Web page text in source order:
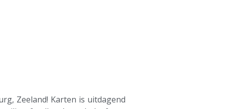
Zeeland! Karten is uitdagend